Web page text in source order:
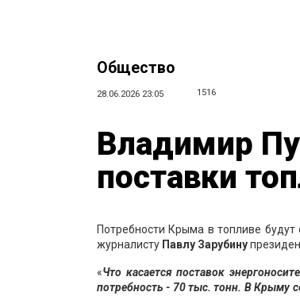
Общество
28.06.2026 23:05 1516
Владимир
поставки
Потребности Крыма в топливе будут
журналисту Павлу Зарубину
«Что касается поставок
потребность - 70 тыс. тонн. В Крыму